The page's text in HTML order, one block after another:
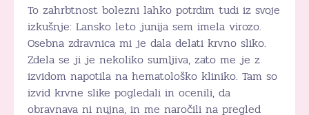
To zahrbtnost bolezni lahko potrdim tudi iz svoje
izkušnje: Lansko leto junija sem imela virozo.
Osebna zdravnica mi je dala delati krvno sliko.
Zdela se ji je nekoliko sumljiva, zato me je z
izvidom napotila na hematološko kliniko. Tam so
izvid krvne slike pogledali in ocenili, da
obravnava ni nujna, in me naročili na pregled